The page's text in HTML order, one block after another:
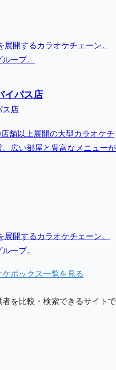
開するカラオケチェーン。
ープ。
イパス店
ス店
舗以上展開の大型カラオケチ
広い部屋と豊富なメニューが
開するカラオケチェーン。
ープ。
ボックス一覧を見る
を比較・検索できるサイトで